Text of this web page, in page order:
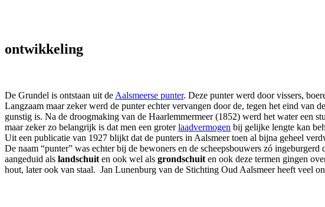
ontwikkeling
De Grundel is ontstaan uit de Aalsmeerse punter. Deze punter werd door vissers,
Langzaam maar zeker werd de punter echter vervangen door de, tegen het eind van
gunstig is. Na de droogmaking van de Haarlemmermeer (1852) werd het water een
maar zeker zo belangrijk is dat men een groterlaadvermogen bij gelijke lengte kan
Uit een publicatie van 1927 blijkt dat de punters in Aalsmeer toen al bijna geheel
De naam “punter” was echter bij de bewoners en de scheepsbouwers zó
aangeduid als landschuit en ook wel als grondschuit en ook deze termen gingen
hout, later ook van staal. Jan Lunenburg van de Stichting Oud Aalsmeer heeft veel